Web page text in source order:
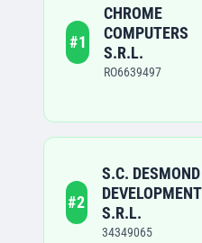
#1
CHROME
COMPUTERS
S.R.L.
RO6639497
#2
S.C. DESMOND
DEVELOPMENT
S.R.L.
34349065